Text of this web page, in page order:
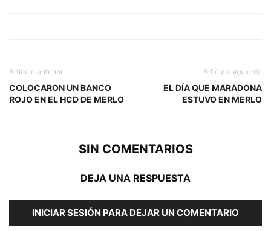
Artículo anterior
COLOCARON UN BANCO
ROJO EN EL HCD DE MERLO
Artículo siguiente
EL DÍA QUE MARADONA
ESTUVO EN MERLO
SIN COMENTARIOS
DEJA UNA RESPUESTA
INICIAR SESIÓN PARA DEJAR UN COMENTARIO